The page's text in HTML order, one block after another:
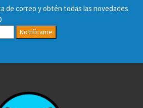
de correo y obtén todas las novedades
Notifícame